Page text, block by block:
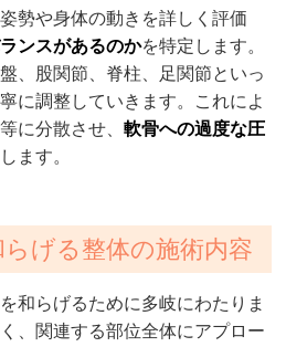
勢や身体の動きを詳しく評価
ンスがあるのかを特定します。
、股関節、脊柱、足関節といっ
に調整していきます。これによ
に分散させ、軟骨への過度な圧
ます。
げる整体の施術内容
和らげるために多岐にわたりま
、関連する部位全体にアプロー